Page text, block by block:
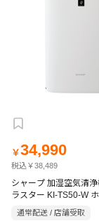
￥34,990
税込￥38,489
シャープ 加湿空気清
ラスター KI-TS50-W
通常配送 / 店舗受取